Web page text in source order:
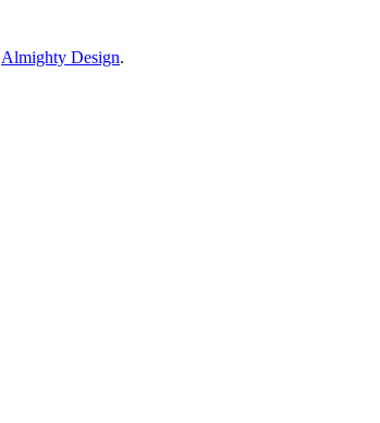
Almighty Design.